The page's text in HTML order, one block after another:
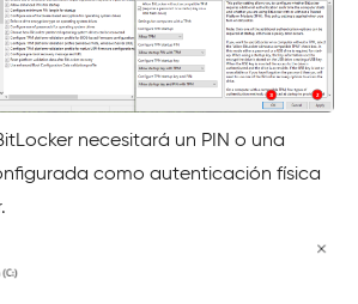
necesitará un PIN o una
como autenticación física